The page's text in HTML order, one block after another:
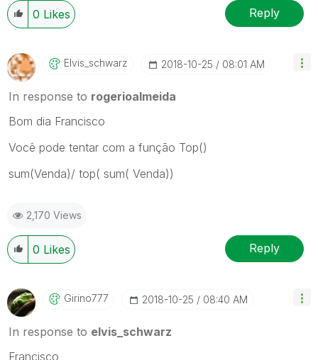
0 Likes Reply
Elvis_schwarz ‎2018-10-25 08:01 AM
In response to rogerioalmeida
Bom dia Francisco
Você pode tentar com a função Top()
sum(Venda)/ top( sum( Venda))
2,170 Views
0 Likes Reply
Girino777 ‎2018-10-25 08:40 AM
In response to elvis_schwarz
Francisco